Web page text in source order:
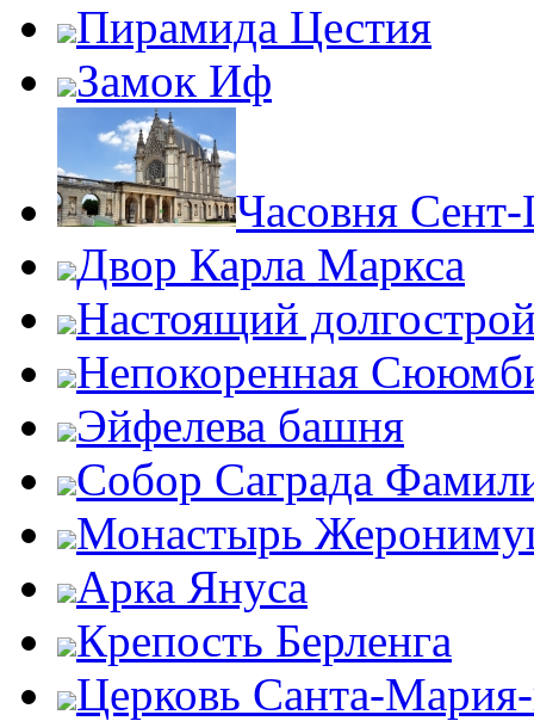
Пирамида Цестия
Замок Иф
Часовня
Двор Карла Маркса
Настоящий
Непокоренная
Эйфелева башня
Собор Саграда
Монастырь
Арка Януса
Крепость Берленга
Церковь Санта-